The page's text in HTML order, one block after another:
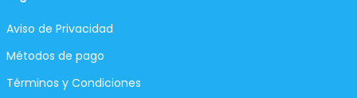
Aviso de Privacidad
Métodos de pago
Términos y Condiciones